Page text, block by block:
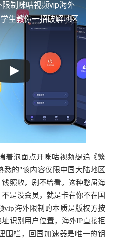
制 咪咕视频vip海外
生教你一招破解地区
着泡面点开咪咕视频想追《繁
悉的"该内容仅限中国大陆地区
照收，剧不给看。这种憋屈海
是没会员，就是卡在你不在国
vip海外限制的本质是版权方按
识别用户位置，海外IP直接拒
围栏，回国加速器是唯一的钥